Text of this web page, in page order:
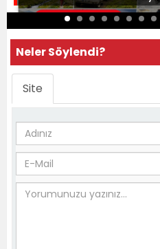
Neler Söylendi?
Site